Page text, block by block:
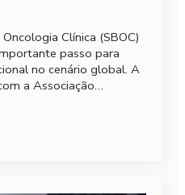
Clínica (SBOC)
passo para
no cenário global. A
a Associação…